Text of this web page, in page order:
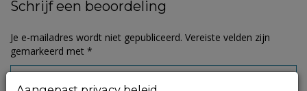
Schrijf een beoordeling
Je e-mailadres wordt niet gepubliceerd. Vereiste velden zijn
gemarkeerd met *